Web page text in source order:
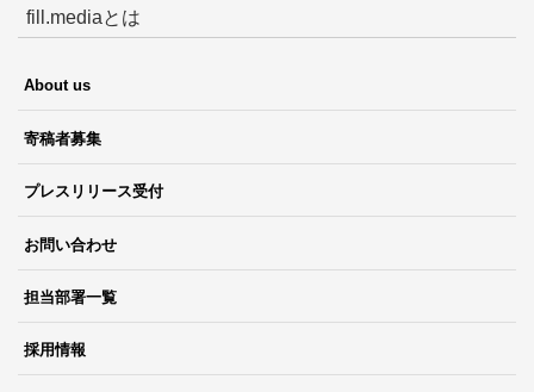
fill.mediaとは
About us
寄稿者募集
プレスリリース受付
お問い合わせ
担当部署一覧
採用情報